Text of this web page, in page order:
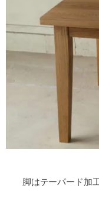
脚はテーパード加